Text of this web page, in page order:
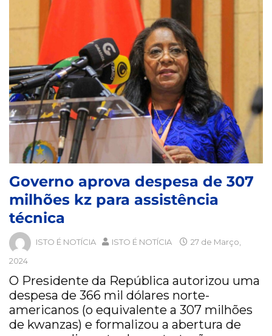
Governo aprova despesa de 307
milhões kz para assistência
técnica
ISTO É NOTÍCIA ISTO É NOTÍCIA
27 de Março,
2024
O Presidente da República autorizou uma
despesa de 366 mil dólares norte-
americanos (o equivalente a 307 milhões
de kwanzas) e formalizou a abertura de